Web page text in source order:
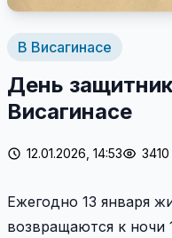
В Висагинасе
День
Висагинасе
12.01.2026, 14:53
Ежегодно 13 января
возвращаются к ночи